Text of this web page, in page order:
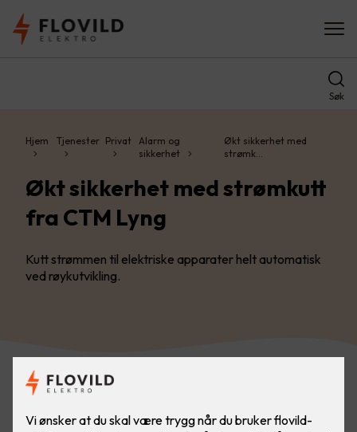
Søk
Hjem Tjenester Privat
Alarm og
sikkerhet
Økt sikkerhet med
strømk…
Økt sikkerhet med strømkutt
fra CTM Lyng
Kutt strømmen til elektriske apparater helt automatisk
ved røykutvikling.